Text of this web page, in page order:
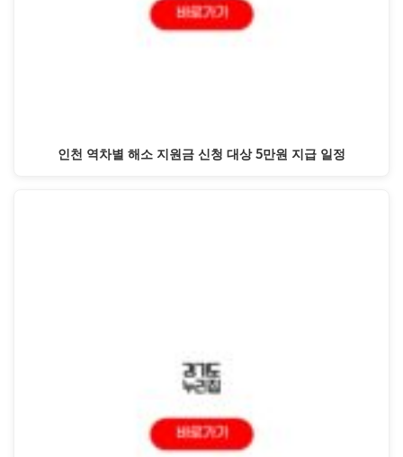
인천 역차별 해소 지원금 신청 대상 5만원 지급 일정